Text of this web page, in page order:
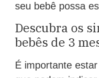
seu bebê possa
Descubra os
bebês de 3
É importante